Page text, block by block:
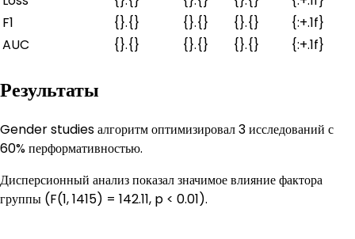
F1
{}.{} {}.{} {}.{}
{:+.1f}
AUC
{}.{} {}.{} {}.{} {:+.1f}
Результаты
Gender studies алгоритм оптимизировал 3 исследований с
60% перформативностью.
Дисперсионный анализ показал значимое влияние фактора
группы (F(1, 1415) = 142.11, p < 0.01).